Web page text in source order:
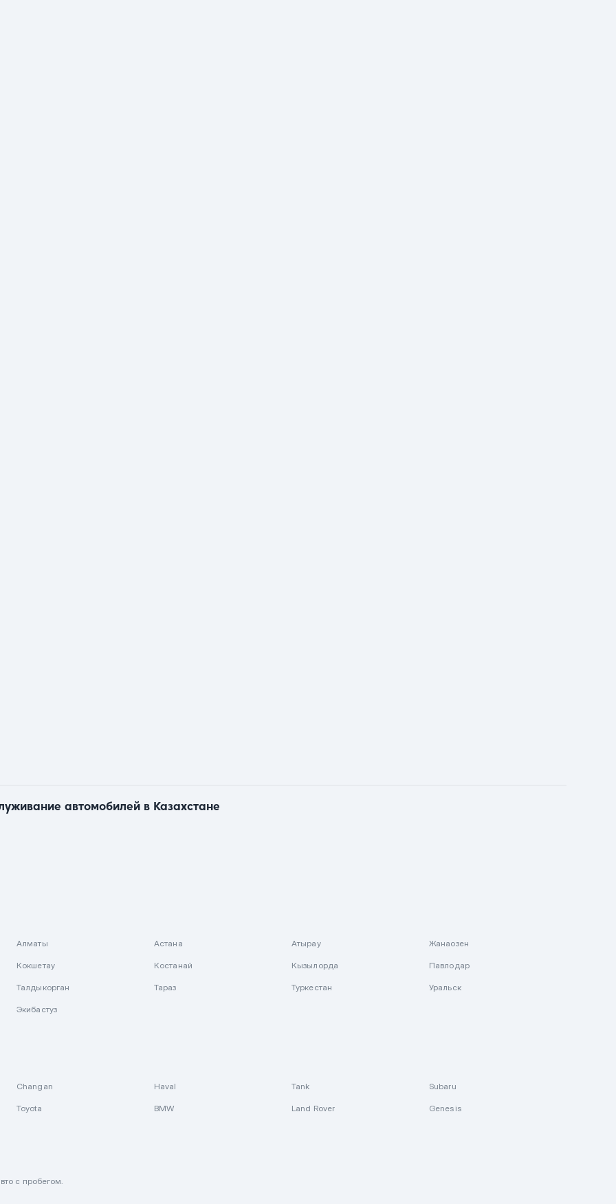
автомобилей в Казахстане
Алматы Астана Атырау Жанаозен
Кокшетау Костанай Кызылорда Павлодар
Талдыкорган Тараз Туркестан Уральск
Экибастуз
Changan Haval Tank Subaru
Toyota BMW Land Rover Genesis
с пробегом.